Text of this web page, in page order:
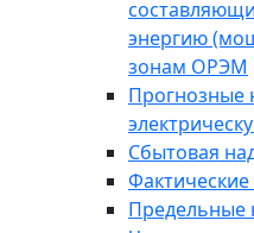
энергию
зонам ОРЭМ
Прогнозные
Сбытовая
Предельные